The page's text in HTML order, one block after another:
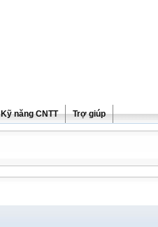
Kỹ năng CNTT Trợ giúp